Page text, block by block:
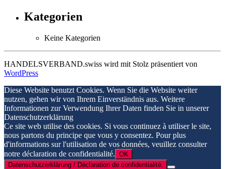
Kategorien
Keine Kategorien
HANDELSVERBAND.swiss wird mit Stolz präsentiert von
WordPress
Diese Website benutzt Cookies. Wenn Sie die Website weiter
nutzen, gehen wir von Ihrem Einverständnis aus. Weitere
Informationen zur Verwendung Ihrer Daten finden Sie in unserer
Datenschutzerklärung
Ce site web utilise des cookies. Si vous continuez à utiliser le site,
nous partons du principe que vous y consentez. Pour plus
d'informations sur l'utilisation de vos données, veuillez consulter
notre déclaration de confidentialité. OK
Datenschutzerklärung / Déclaration de confidentialité.